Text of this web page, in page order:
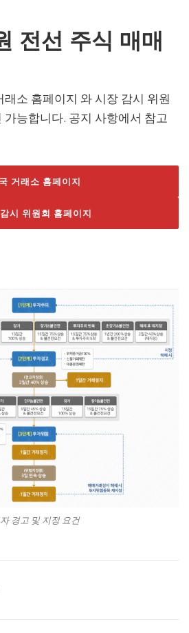
전선 주식 매매
소 홈페이지 와 시장 감시 위원
능합니다. 공지 사항에서 참고
거래소 홈페이지
시 위원회 홈페이지
경고 및 지정 요건